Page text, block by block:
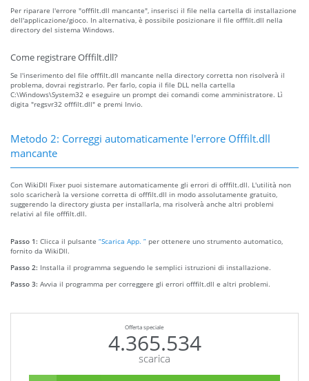
Per riparare l'errore "offfilt.dll mancante", inserisci il file nella cartella di installazione
dell'applicazione/gioco. In alternativa, è possibile posizionare il file offfilt.dll nella
directory del sistema Windows.
Come registrare Offfilt.dll?
Se l'inserimento del file offfilt.dll mancante nella directory corretta non risolverà il
problema, dovrai registrarlo. Per farlo, copia il file DLL nella cartella
C:\Windows\System32 e eseguire un prompt dei comandi come amministratore. Lì
digita "regsvr32 offfilt.dll" e premi Invio.
Metodo 2: Correggi automaticamente l'errore Offfilt.dll
mancante
Con WikiDll Fixer puoi sistemare automaticamente gli errori di offfilt.dll. L'utilità non
solo scaricherà la versione corretta di offfilt.dll in modo assolutamente gratuito,
suggerendo la directory giusta per installarla, ma risolverà anche altri problemi
relativi al file offfilt.dll.
Passo 1: Clicca il pulsante “Scarica App. ” per ottenere uno strumento automatico,
fornito da WikiDll.
Passo 2: Installa il programma seguendo le semplici istruzioni di installazione.
Passo 3: Avvia il programma per correggere gli errori offfilt.dll e altri problemi.
Offerta speciale
4.365.534
scarica